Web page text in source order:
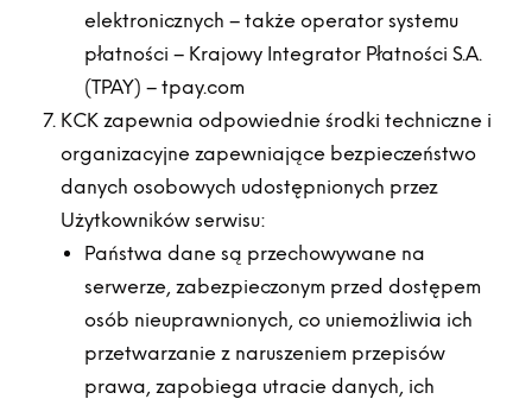
elektronicznych – także operator systemu
płatności – Krajowy Integrator Płatności S.A.
(TPAY) – tpay.com
KCK zapewnia odpowiednie środki techniczne i
organizacyjne zapewniające bezpieczeństwo
danych osobowych udostępnionych przez
Użytkowników serwisu:
Państwa dane są przechowywane na
serwerze, zabezpieczonym przed dostępem
osób nieuprawnionych, co uniemożliwia ich
przetwarzanie z naruszeniem przepisów
prawa, zapobiega utracie danych, ich